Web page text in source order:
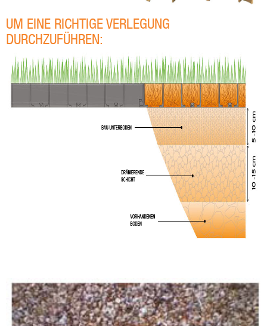
UM EINE RICHTIGE VERLEGUNG
DURCHZUFÜHREN: